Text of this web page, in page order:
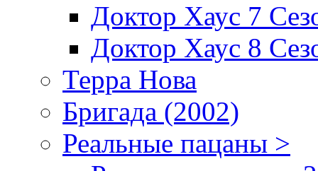
Доктор Хаус 7
Доктор Хаус 8
Терра Нова
Бригада (2002)
Реальные пацаны >